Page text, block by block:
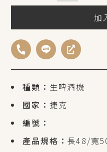
種類： 生啤酒機
國家： 捷克
編號：
產品規格： 長48/寬
加